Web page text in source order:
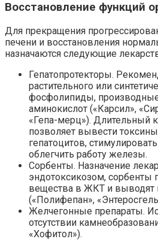
Восстановление функций
Для прекращения
печени и восстановления
назначаются следующие
Гепатопротекторы.
растительного или
фосфолипиды,
аминокислот («Карсил»,
«Гепа-мерц»). Длительный
позволяет вывести
гепатоцитов,
облегчить работу железы.
Сорбенты. Назначение
эндотоксикозом,
вещества в ЖКТ и выводят
(«Полифепан»,
Желчегонные препараты.
отсутствии
«Хофитол»).